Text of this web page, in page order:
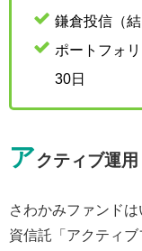
鎌倉投信（
ポートフォ
30日
アクティブ運
さわかみファンド
資信託「アクティ